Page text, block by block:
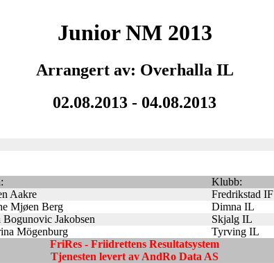
Junior NM 2013
Arrangert av: Overhalla IL
02.08.2013 - 04.08.2013
Klubb:
Aakre Fredrikstad IF
Mjøen Berg Dimna IL
Bogunovic Jakobsen Skjalg IL
Mögenburg Tyrving IL
FriRes - Friidrettens Resultatsystem
Tjenesten levert av AndRo Data AS